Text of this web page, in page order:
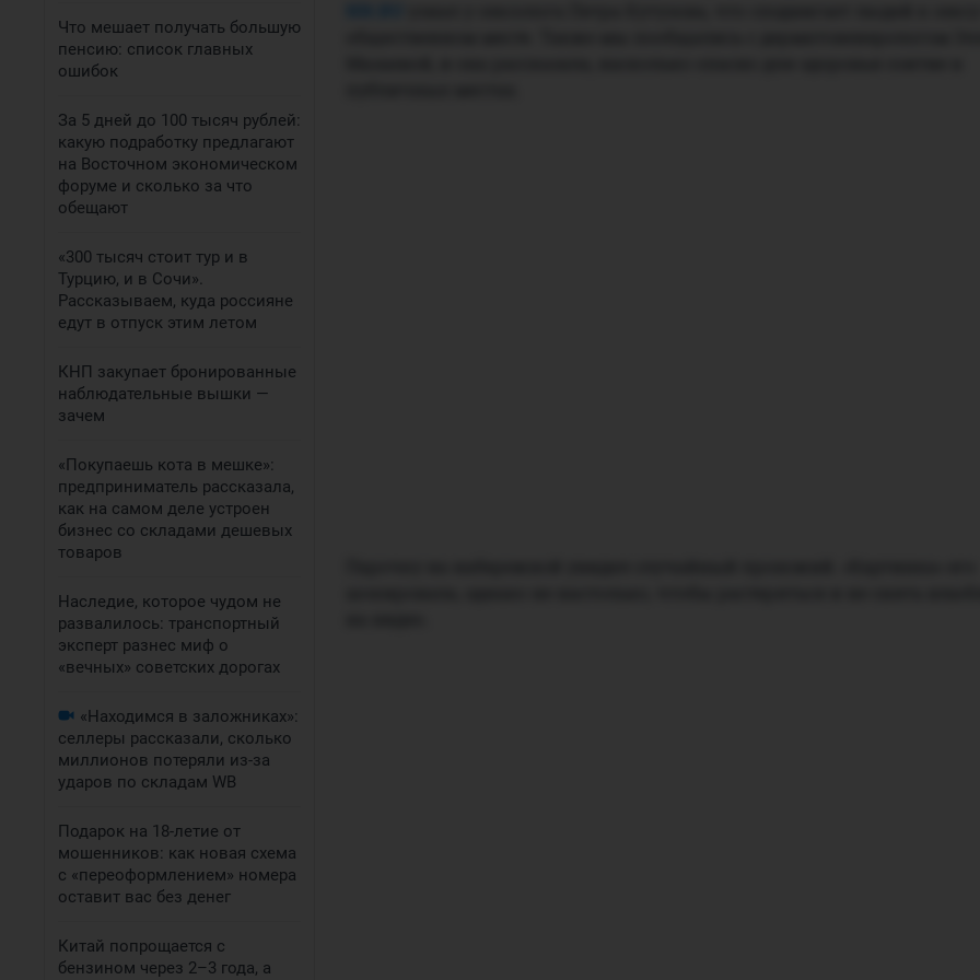
Что мешает получать большую
пенсию: список главных
ошибок
За 5 дней до 100 тысяч рублей:
какую подработку предлагают
на Восточном экономическом
форуме и сколько за что
обещают
«300 тысяч стоит тур и в
Турцию, и в Сочи».
Рассказываем, куда россияне
едут в отпуск этим летом
КНП закупает бронированные
наблюдательные вышки —
зачем
«Покупаешь кота в мешке»:
предприниматель рассказала,
как на самом деле устроен
бизнес со складами дешевых
товаров
Наследие, которое чудом не
развалилось: транспортный
эксперт разнес миф о
«вечных» советских дорогах
«Находимся в заложниках»:
селлеры рассказали, сколько
миллионов потеряли из-за
ударов по складам WB
Подарок на 18-летие от
мошенников: как новая схема
с «переоформлением» номера
оставит вас без денег
Китай попрощается с
бензином через 2–3 года, а